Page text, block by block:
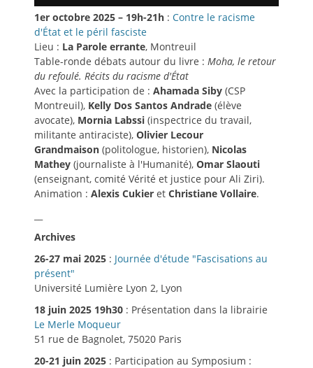
1er octobre 2025 – 19h-21h : Contre le racisme
d'État et le péril fasciste
Lieu : La Parole errante, Montreuil
Table-ronde débats autour du livre : Moha, le retour
du refoulé. Récits du racisme d'État
Avec la participation de : Ahamada Siby (CSP
Montreuil), Kelly Dos Santos Andrade (élève
avocate), Mornia Labssi (inspectrice du travail,
militante antiraciste), Olivier Lecour
Grandmaison (politologue, historien), Nicolas
Mathey (journaliste à l'Humanité), Omar Slaouti
(enseignant, comité Vérité et justice pour Ali Ziri).
Animation : Alexis Cukier et Christiane Vollaire.
Archives
26-27 mai 2025 : Journée d'étude "Fascisations au
présent"
Université Lumière Lyon 2, Lyon
18 juin 2025 19h30 : Présentation dans la librairie
Le Merle Moqueur
51 rue de Bagnolet, 75020 Paris
20-21 juin 2025 : Participation au Symposium :